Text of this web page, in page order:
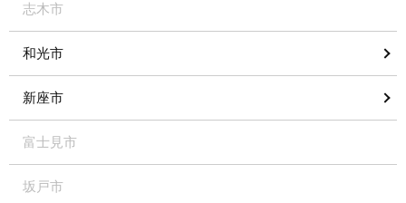
志木市
和光市
新座市
富士見市
坂戸市